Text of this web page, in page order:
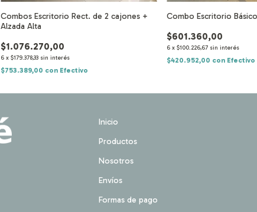
Combos Escritorio Rect. de 2 cajones +
Alzada Alta
$1.076.270,00
6 x $179.378,33 sin interés
$753.389,00 con Efectivo
Combo Escritorio Básico
$601.360,00
6 x $100.226,67 sin interés
$420.952,00 con Efectivo
Inicio
Productos
Nosotros
Envíos
Formas de pago